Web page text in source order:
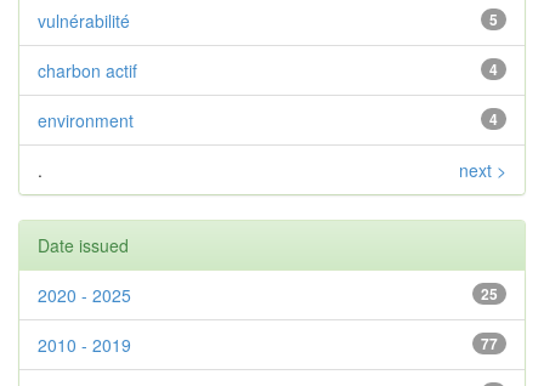
5
vulnérabilité
4
charbon actif
4
environment
. next >
Date issued
25
2020 - 2025
77
2010 - 2019